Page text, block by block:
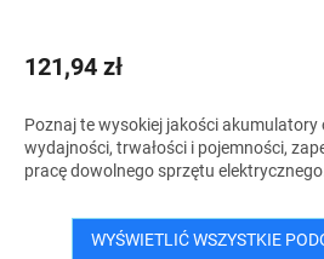
121,94 zł
Poznaj te wysokiej jakości akumulatory
wydajności, trwałości i pojemności,
pracę dowolnego sprzętu
WYŚWIETLIĆ WSZYSTKIE